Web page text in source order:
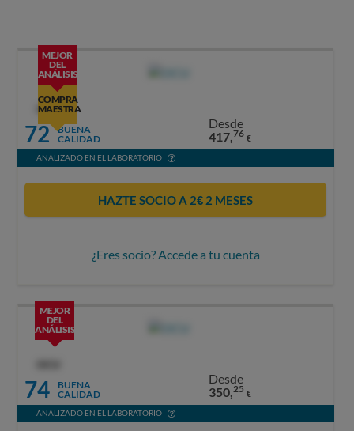
MEJOR
DEL
ANÁLISIS
COMPRA
MAESTRA
OCU
72 BUENA
CALIDAD
Desde
417,76 €
ANALIZADO EN EL LABORATORIO
HAZTE SOCIO A 2€ 2 MESES
¿Eres socio? Accede a tu cuenta
MEJOR
DEL
ANÁLISIS
74
BUENA
CALIDAD
Desde
350,25 €
ANALIZADO EN EL LABORATORIO